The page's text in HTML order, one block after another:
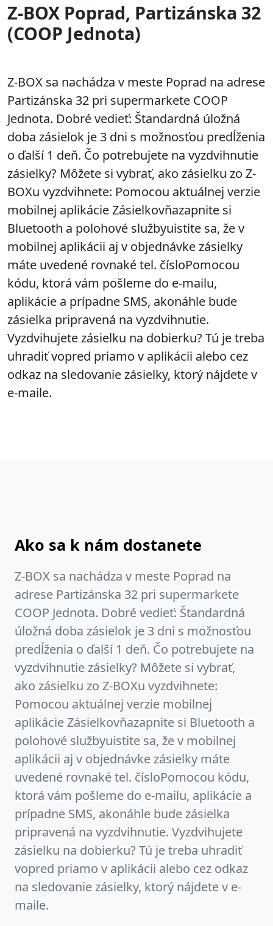
Z-BOX Poprad, Partizánska 32
(COOP Jednota)
Z-BOX sa nachádza v meste Poprad na adrese
Partizánska 32 pri supermarkete COOP
Jednota. Dobré vedieť: Štandardná úložná
doba zásielok je 3 dni s možnosťou predĺženia
o ďalší 1 deň. Čo potrebujete na vyzdvihnutie
zásielky? Môžete si vybrať, ako zásielku zo Z-
BOXu vyzdvihnete: Pomocou aktuálnej verzie
mobilnej aplikácie Zásielkovňazapnite si
Bluetooth a polohové službyuistite sa, že v
mobilnej aplikácii aj v objednávke zásielky
máte uvedené rovnaké tel. čísloPomocou
kódu, ktorá vám pošleme do e-mailu,
aplikácie a prípadne SMS, akonáhle bude
zásielka pripravená na vyzdvihnutie.
Vyzdvihujete zásielku na dobierku? Tú je treba
uhradiť vopred priamo v aplikácii alebo cez
odkaz na sledovanie zásielky, ktorý nájdete v
e-maile.
Ako sa k nám dostanete
Z-BOX sa nachádza v meste Poprad na
adrese Partizánska 32 pri supermarkete
COOP Jednota. Dobré vedieť: Štandardná
úložná doba zásielok je 3 dni s možnosťou
predĺženia o ďalší 1 deň. Čo potrebujete na
vyzdvihnutie zásielky? Môžete si vybrať,
ako zásielku zo Z-BOXu vyzdvihnete:
Pomocou aktuálnej verzie mobilnej
aplikácie Zásielkovňazapnite si Bluetooth a
polohové službyuistite sa, že v mobilnej
aplikácii aj v objednávke zásielky máte
uvedené rovnaké tel. čísloPomocou kódu,
ktorá vám pošleme do e-mailu, aplikácie a
prípadne SMS, akonáhle bude zásielka
pripravená na vyzdvihnutie. Vyzdvihujete
zásielku na dobierku? Tú je treba uhradiť
vopred priamo v aplikácii alebo cez odkaz
na sledovanie zásielky, ktorý nájdete v e-
maile.